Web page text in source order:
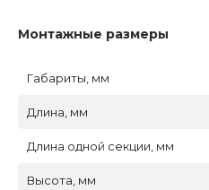
Монтажные размеры
Габариты, мм
Длина, мм
Длина одной секции, мм
Высота, мм